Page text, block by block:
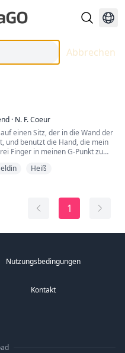
Abbrechen
· N. F. Coeur
einen Sitz, der in die Wand der
und benutzt die Hand, die mein
Finger in meinen G-Punkt zu
Knie nachgeben. Ich hätte nie
ist er doch ein Sexgott.
er dem Verbotenen nie
Geheimnis sollte er ihr
Heiß
1
Nutzungsbedingungen
Kontakt